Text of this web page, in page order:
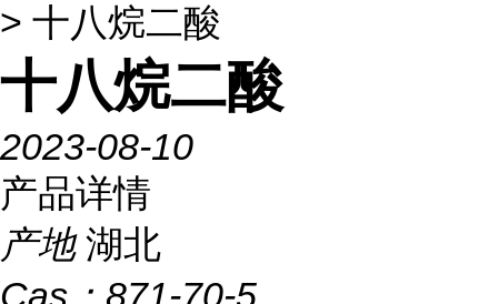
> 十八烷二酸
十八烷二酸
2023-08-10
产品详情
产地 湖北
Cas： 871-70-5